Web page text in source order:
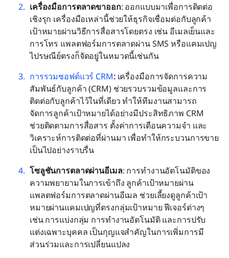
เครื่องมือการตลาดขาออก: ออกแบบมาเพื่อการติดต่อ
เชิงรุก เครื่องมือเหล่านี้ช่วยให้ธุรกิจเชื่อมต่อกับลูกค้า
เป้าหมายผ่านวิธีการสื่อสารโดยตรง เช่น อีเมลเย็นและ
การโทร แพลตฟอร์มการตลาดผ่าน SMS หรือแคมเปญ
ไปรษณีย์ตรงก็จัดอยู่ในหมวดนี้เช่นกัน
การรวมซอฟต์แวร์ CRM: เครื่องมือการจัดการความ
สัมพันธ์กับลูกค้า (CRM) ช่วยรวบรวมข้อมูลและการ
ติดต่อกับลูกค้าไว้ในที่เดียว ทำให้ทีมงานสามารถ
จัดการลูกค้าเป้าหมายได้อย่างมีประสิทธิภาพ CRM
ช่วยติดตามการสื่อสาร ตั้งค่าการเตือนความจำ และ
วิเคราะห์การติดต่อที่ผ่านมา เพื่อทำให้กระบวนการขาย
เป็นไปอย่างราบรื่น
โซลูชันการตลาดผ่านอีเมล: การทำงานอัตโนมัติของ
ความพยายามในการเข้าถึง ลูกค้าเป้าหมายผ่าน
แพลตฟอร์มการตลาดผ่านอีเมล ช่วยเลี้ยงดูลูกค้าเป้า
หมายผ่านแคมเปญที่ตรงกลุ่มเป้าหมาย ฟีเจอร์ต่างๆ
เช่น การแบ่งกลุ่ม การทำงานอัตโนมัติ และการปรับ
แต่งเฉพาะบุคคล เป็นกุญแจสำคัญในการเพิ่มการมี
ส่วนร่วมและการเปลี่ยนแปลง